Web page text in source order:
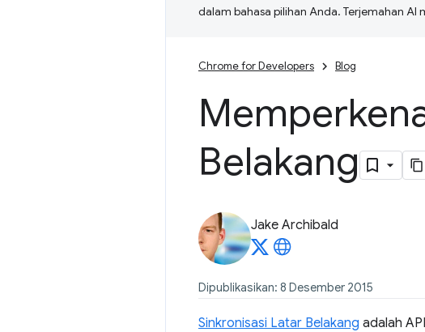
dalam bahasa pilihan Anda. Terjemahan
Chrome for Developers Blog
Belakang
Jake Archibald
Dipublikasikan: 8 Desember 2015
Sinkronisasi Latar Belakang adalah